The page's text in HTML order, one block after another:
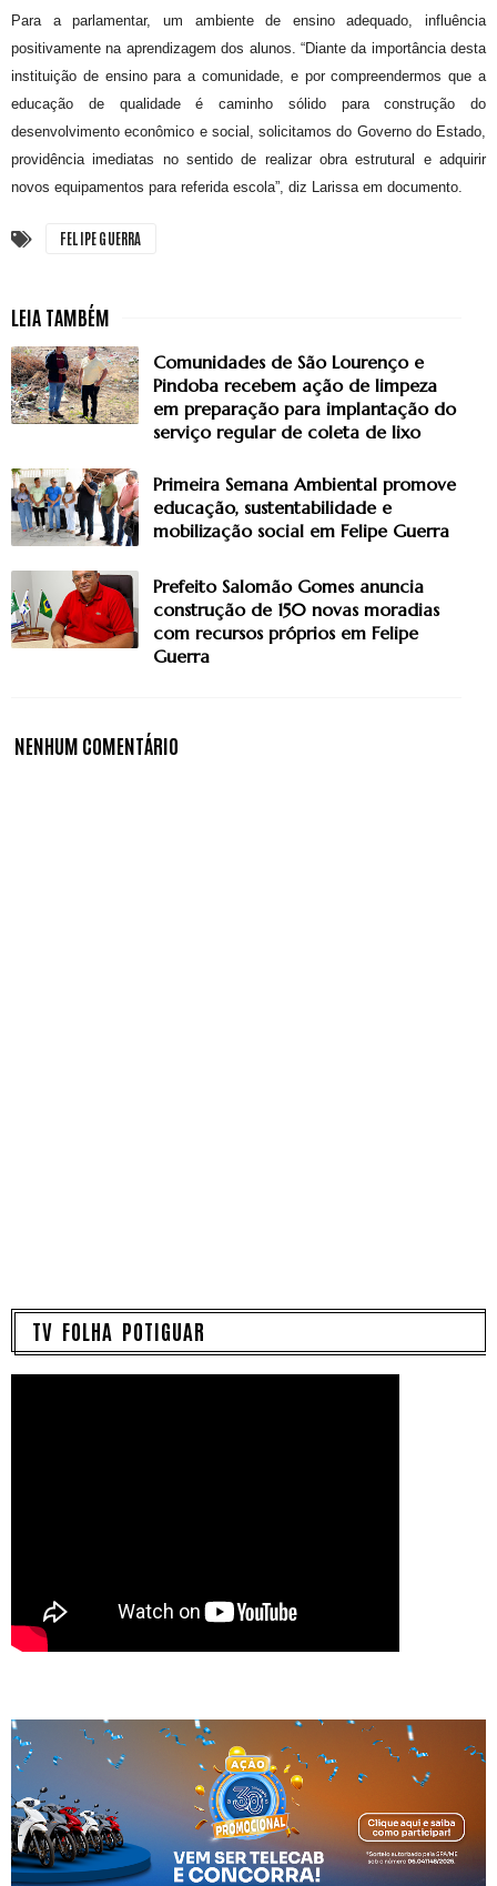
Para a parlamentar, um ambiente de ensino adequado, influência
positivamente na aprendizagem dos alunos. “Diante da importância desta
instituição de ensino para a comunidade, e por compreendermos que a
educação de qualidade é caminho sólido para construção do
desenvolvimento econômico e social, solicitamos do Governo do Estado,
providência imediatas no sentido de realizar obra estrutural e adquirir
novos equipamentos para referida escola”, diz Larissa em documento.
FELIPE GUERRA
Comunidades de São Lourenço e
Pindoba recebem ação de limpeza
em preparação para implantação do
serviço regular de coleta de lixo
Primeira Semana Ambiental promove
educação, sustentabilidade e
mobilização social em Felipe Guerra
Prefeito Salomão Gomes anuncia
construção de 150 novas moradias
com recursos próprios em Felipe
Guerra
NENHUM COMENTÁRIO
TV FOLHA POTIGUAR